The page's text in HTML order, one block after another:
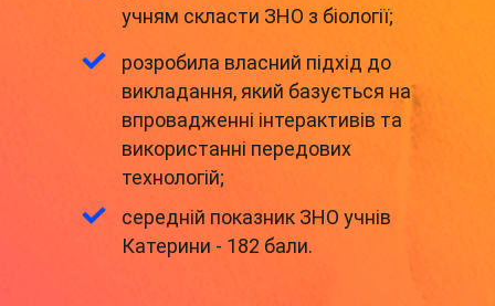
учням скласти ЗНО з біології;
розробила власний підхід до
викладання, який базується на
впровадженні інтерактивів та
використанні передових
технологій;
середній показник ЗНО учнів
Катерини - 182 бали.